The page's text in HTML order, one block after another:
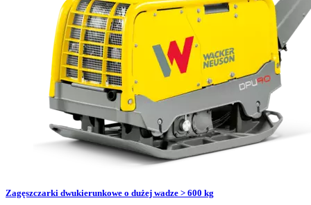
Zagęszczarki dwukierunkowe o dużej wadze > 600 kg